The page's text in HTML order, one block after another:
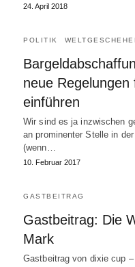
24. April 2018
POLITIK
neue
einführen
Wir sind es ja inzwischen
an prominenter Stelle in
(wenn…
10. Februar 2017
GASTBEITRAG
Gastbeitrag: Die
Mark
Gastbeitrag von dixie cup